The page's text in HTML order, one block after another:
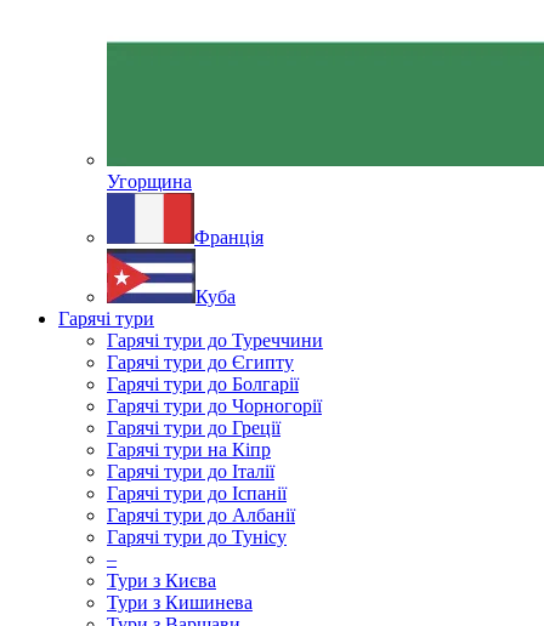
Угорщина
Франція
Куба
Гарячі тури
Гарячі тури до Туреччини
Гарячі тури до Єгипту
Гарячі тури до Болгарії
Гарячі тури до Чорногорії
Гарячі тури до Греції
Гарячі тури на Кіпр
Гарячі тури до Італії
Гарячі тури до Іспанії
Гарячі тури до Албанії
Гарячі тури до Тунісу
–
Тури з Києва
Тури з Кишинева